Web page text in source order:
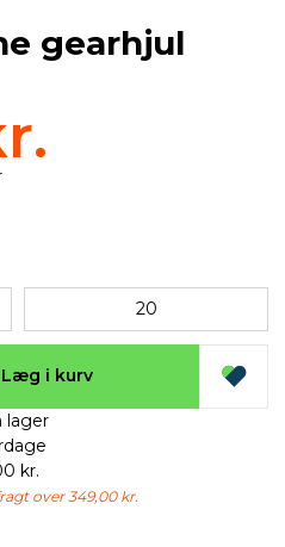
gearhjul
20
Læg i kurv
lager
kr.
over 349,00 kr.